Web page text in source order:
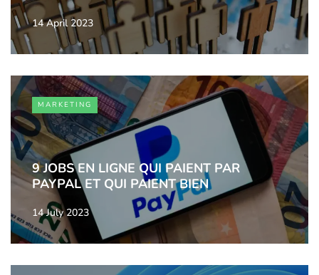
14 April 2023
MARKETING
9 JOBS EN LIGNE QUI PAIENT PAR
PAYPAL ET QUI PAIENT BIEN
14 July 2023